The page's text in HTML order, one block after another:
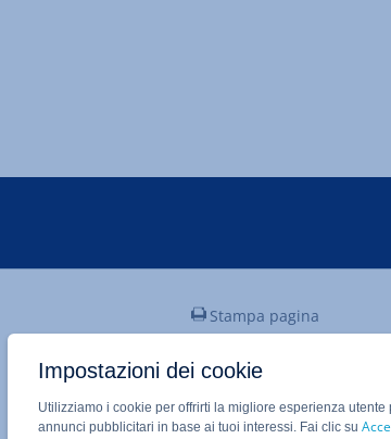
Stampa pagina
Applicazione Mobile IONOS
Impostazioni dei cookie
Utilizziamo i cookie per offrirti la migliore esperienza
annunci pubblicitari in base ai tuoi interessi. Fai clic su